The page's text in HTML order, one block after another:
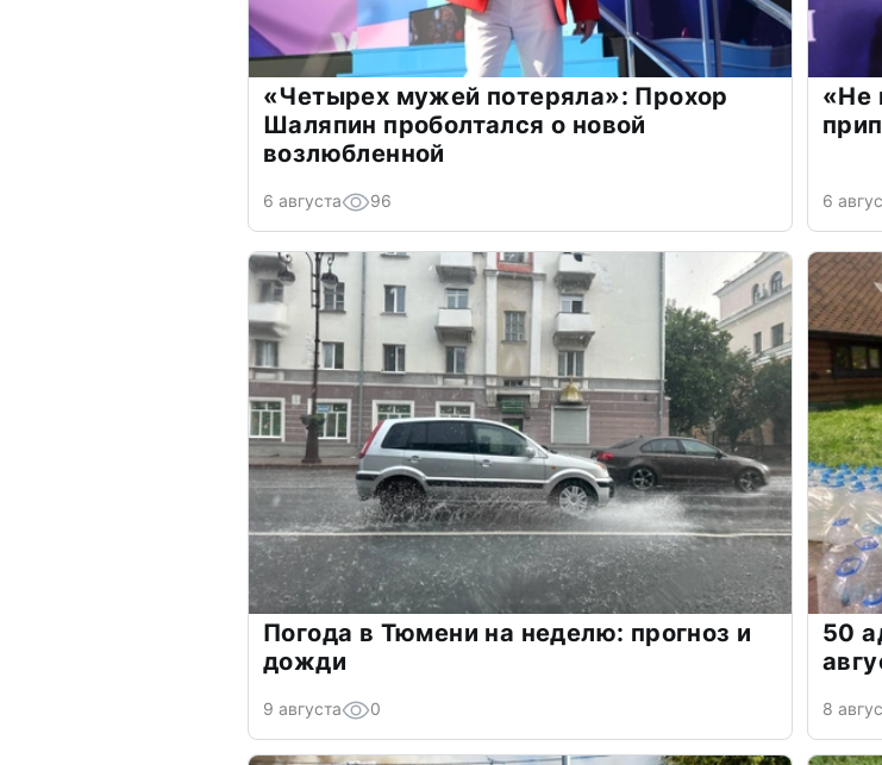
«Четырех мужей потеряла»: Прохор
Шаляпин проболтался о новой
возлюбленной
6 августа 96
«Не
6
Погода в Тюмени на неделю: прогноз и
дожди
9 августа 0
50
8